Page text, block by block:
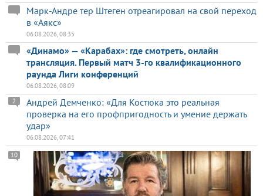
Марк-Андре тер Штеген отреагировал на свой переход
в «Аякс»
06.08.2026, 08:35
«Динамо» — «Карабах»: где смотреть, онлайн
трансляция. Первый матч 3-го квалификационного
раунда Лиги конференций
06.08.2026, 08:09
Андрей Демченко: «Для Костюка это реальная
проверка на его профпригодность и умение держать
удар»
2
06.08.2026, 07:41
10